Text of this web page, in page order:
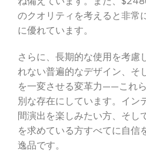
のクオリティを考えると非常
に優れています。
さらに、長期的な使用を考慮
れない普遍的なデザイン、そ
を一変させる変革力——これ
別な存在にしています。イン
間演出を楽しみたい方、そし
を求めている方すべてに自信
逸品です。